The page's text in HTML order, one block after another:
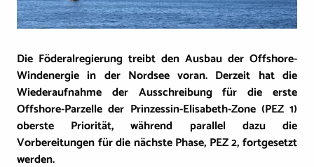
Die Föderalregierung treibt den Ausbau der Offshore-
Windenergie in der Nordsee voran. Derzeit hat die
Wiederaufnahme der Ausschreibung für die erste
Offshore-Parzelle der Prinzessin-Elisabeth-Zone (PEZ 1)
oberste Priorität, während parallel dazu die
Vorbereitungen für die nächste Phase, PEZ 2, fortgesetzt
werden.